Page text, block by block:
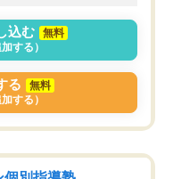
あ
通
り
た
込む
無料
する）
る
無料
する）